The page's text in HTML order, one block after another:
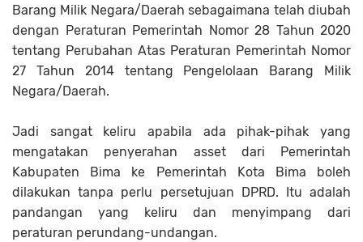
Barang Milik Negara/Daerah sebagaimana telah diubah
dengan Peraturan Pemerintah Nomor 28 Tahun 2020
tentang Perubahan Atas Peraturan Pemerintah Nomor
27 Tahun 2014 tentang Pengelolaan Barang Milik
Negara/Daerah.
Jadi sangat keliru apabila ada pihak-pihak yang
mengatakan penyerahan asset dari Pemerintah
Kabupaten Bima ke Pemerintah Kota Bima boleh
dilakukan tanpa perlu persetujuan DPRD. Itu adalah
pandangan yang keliru dan menyimpang dari
peraturan perundang-undangan.